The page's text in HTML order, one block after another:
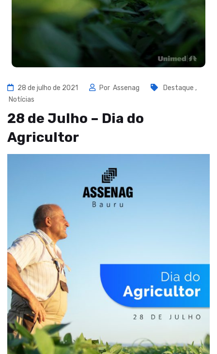
28 de julho de 2021 Por Assenag Destaque ,
Notícias
28 de Julho – Dia do
Agricultor